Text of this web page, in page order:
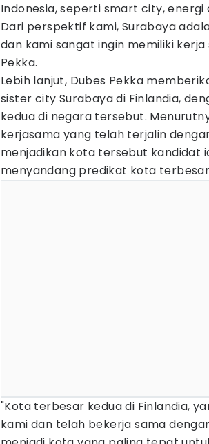
Indonesia, seperti smart city,
Dari perspektif kami, Surabaya
dan kami sangat ingin memiliki kerja
Pekka.
Lebih lanjut, Dubes Pekka
sister city Surabaya di Finlandia,
kedua di negara tersebut.
kerjasama yang telah terjalin
menjadikan kota tersebut kandidat
menyandang predikat kota terbesar
"Kota terbesar kedua di Finlandia,
kami dan telah bekerja sama